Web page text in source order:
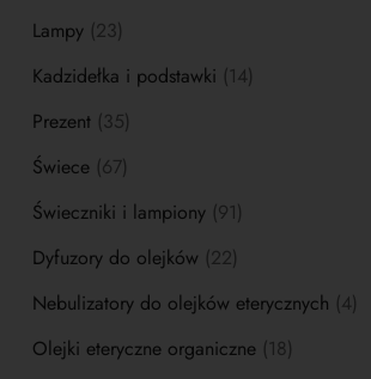
Lampy (23)
Kadzidełka i podstawki (14)
Prezent (35)
Świece (67)
Świeczniki i lampiony (91)
Dyfuzory do olejków (22)
Nebulizatory do olejków eterycznych (4)
Olejki eteryczne organiczne (18)